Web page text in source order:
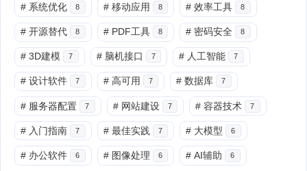
# 系统优化 8 # 移动应用 8 # 效率工具 8
# 开源替代 8 # PDF工具 8 # 密码安全 8
# 3D建模 7 # 脑机接口 7 # 人工智能 7
# 设计软件 7 # 高可用 7 # 数据库 7
# 服务器配置 7 # 网站建设 7 # 容器技术 7
# 入门指南 7 # 最佳实践 7 # 大模型 6
# 办公软件 6 # 图像处理 6 # AI辅助 6